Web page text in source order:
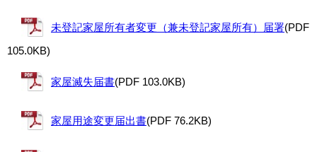
未登記家屋所有者変更（兼未登記家屋所有）届署(PDF
105.0KB)
家屋滅失届書(PDF 103.0KB)
家屋用途変更届出書(PDF 76.2KB)